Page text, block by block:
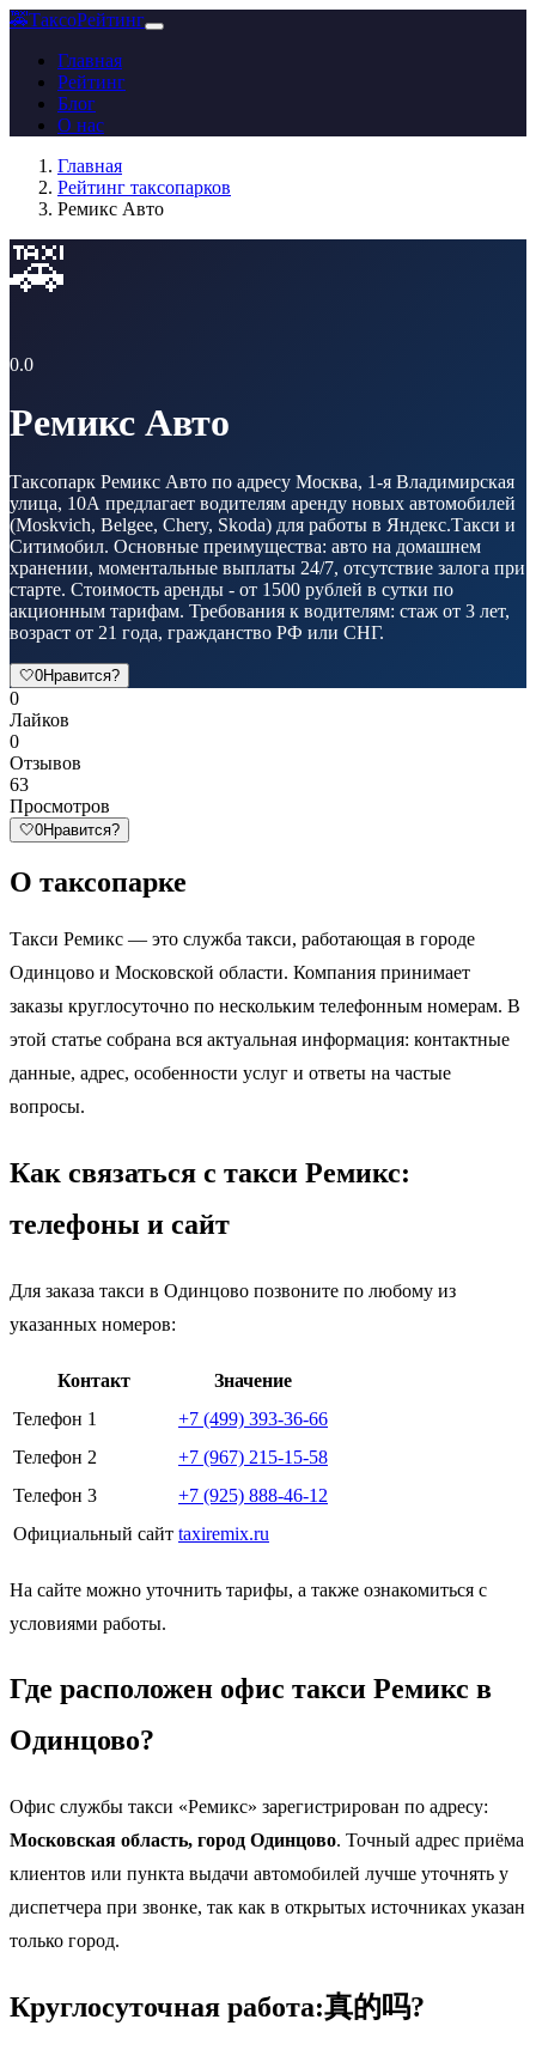
🚕ТаксоРейтинг
Главная
Рейтинг
Блог
О нас
Главная
Рейтинг таксопарков
Ремикс Авто
🚕
0.0
Ремикс Авто
Таксопарк Ремикс Авто по адресу Москва, 1-я Владимирская
улица, 10А предлагает водителям аренду новых автомобилей
(Moskvich, Belgee, Chery, Skoda) для работы в Яндекс.Такси и
Ситимобил. Основные преимущества: авто на домашнем
хранении, моментальные выплаты 24/7, отсутствие залога при
старте. Стоимость аренды - от 1500 рублей в сутки по
акционным тарифам. Требования к водителям: стаж от 3 лет,
возраст от 21 года, гражданство РФ или СНГ.
🤍0Нравится?
0
Лайков
0
Отзывов
63
Просмотров
🤍0Нравится?
О таксопарке
Такси Ремикс — это служба такси, работающая в городе
Одинцово и Московской области. Компания принимает
заказы круглосуточно по нескольким телефонным номерам. В
этой статье собрана вся актуальная информация: контактные
данные, адрес, особенности услуг и ответы на частые
вопросы.
Как связаться с такси Ремикс:
телефоны и сайт
Для заказа такси в Одинцово позвоните по любому из
указанных номеров:
Контакт
Значение
Телефон 1
+7 (499) 393-36-66
Телефон 2
+7 (967) 215-15-58
Телефон 3
+7 (925) 888-46-12
Официальный сайт taxiremix.ru
На сайте можно уточнить тарифы, а также ознакомиться с
условиями работы.
Где расположен офис такси Ремикс в
Одинцово?
Офис службы такси «Ремикс» зарегистрирован по адресу:
Московская область, город Одинцово. Точный адрес приёма
клиентов или пункта выдачи автомобилей лучше уточнять у
диспетчера при звонке, так как в открытых источниках указан
только город.
Круглосуточная работа:真的吗?